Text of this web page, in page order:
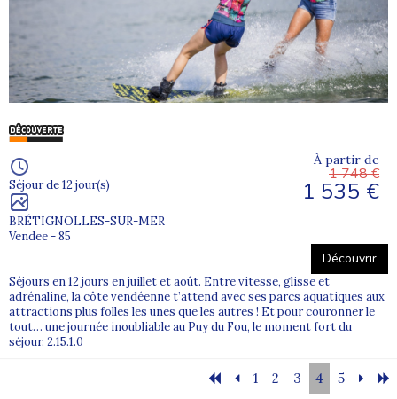
Séjour de 12 jour(s)
BRÉTIGNOLLES-SUR-MER
Vendee - 85
À partir de
1 748 €
1 535 €
Découvrir
Séjours en 12 jours en juillet et août. Entre vitesse, glisse et
adrénaline, la côte vendéenne t’attend avec ses parcs aquatiques aux
attractions plus folles les unes que les autres ! Et pour couronner le
tout… une journée inoubliable au Puy du Fou, le moment fort du
séjour. 2.15.1.0
1 2 3 4 5